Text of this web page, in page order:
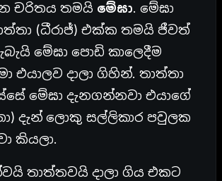
චරිතය තමයි මේඝා. මේඝා
(ධීරාජ්) එක්ක තමයි ජීවත්
මේඝා පොඩි කාලෙදීම
එයාලව දාලා ගිහින්. තාත්තා
මේඝා දැනගන්නවා එයාගේ
දැන් ලොකු සල්ලිකාර පවුලක
කියලා.
තාත්තවයි දාලා ගිය එකට